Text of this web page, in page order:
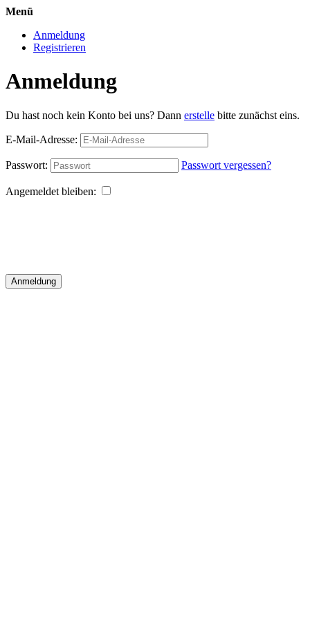
Menü
Anmeldung
Registrieren
Anmeldung
Du hast noch kein Konto bei uns? Dann erstelle bitte zunächst eins.
E-Mail-Adresse:
Passwort: Passwort vergessen?
Angemeldet bleiben:
Anmeldung